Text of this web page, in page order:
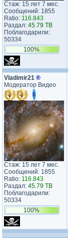
Стаж: 15 лет 7 мес.
Сообщений: 1855
Ratio: 116.843
Раздал: 45.79 TB
Поблагодарили:
50334
100%
Vladimir21 ®
Модератор Видео
Стаж: 15 лет 7 мес.
Сообщений: 1855
Ratio: 116.843
Раздал: 45.79 TB
Поблагодарили:
50334
100%